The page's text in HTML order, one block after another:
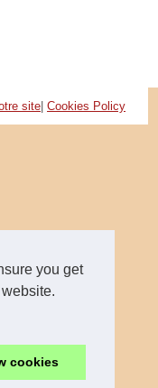
you get
cookies
site Cookies Policy